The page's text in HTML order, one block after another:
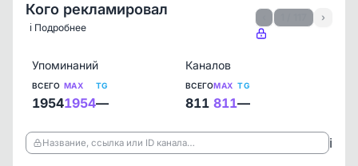
Кого рекламировал
ℹ️ Подробнее
›
Упоминаний
ВСЕГО
1954
MAX
1954
TG
—
Каналов
ВСЕГО
811
MAX
811
TG
—
Название, ссылка или ID канала… ℹ️